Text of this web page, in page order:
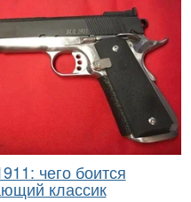
чего боится
классик